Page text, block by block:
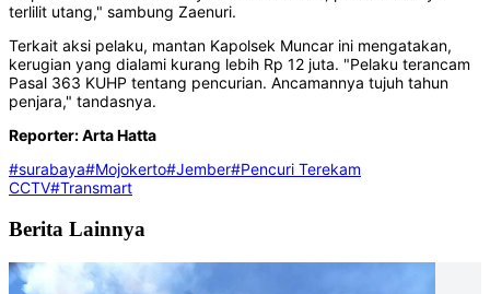
terlilit utang," sambung Zaenuri.
Terkait aksi pelaku, mantan Kapolsek Muncar ini mengatakan,
kerugian yang dialami kurang lebih Rp 12 juta. "Pelaku terancam
Pasal 363 KUHP tentang pencurian. Ancamannya tujuh tahun
penjara," tandasnya.
Reporter: Arta Hatta
#surabaya#Mojokerto#Jember#Pencuri Terekam
CCTV#Transmart
Berita Lainnya